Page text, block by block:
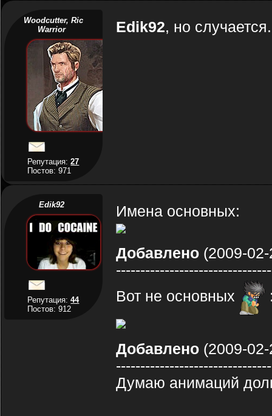
Woodcutter, Ric
Warrior
Репутация:27
Постов: 971
Edik92, но случается.
Edik92
Репутация:44
Постов: 912
Имена основных:
Добавлено(2009-02-
Вот не основных
Добавлено(2009-02-
Думаю анимаций